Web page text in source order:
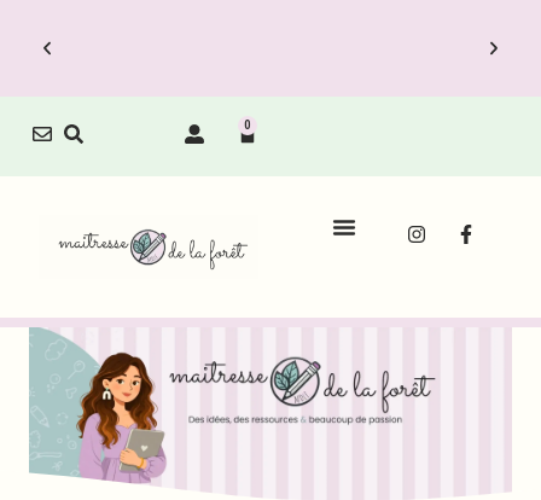
Le Carnet de Direction est dispo !
0